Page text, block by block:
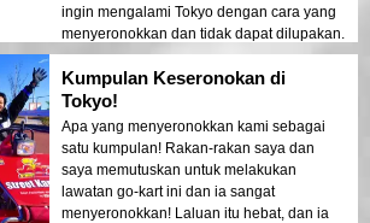
ingin mengalami Tokyo dengan cara yang
menyeronokkan dan tidak dapat dilupakan.
Kumpulan Keseronokan di
Tokyo!
Apa yang menyeronokkan kami sebagai
satu kumpulan! Rakan-rakan saya dan
saya memutuskan untuk melakukan
lawatan go-kart ini dan ia sangat
menyeronokkan! Laluan itu hebat, dan ia